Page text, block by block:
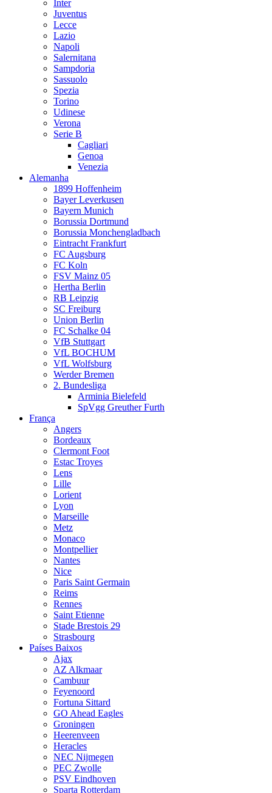
Inter
Juventus
Lecce
Lazio
Napoli
Salernitana
Sampdoria
Sassuolo
Spezia
Torino
Udinese
Verona
Serie B
Cagliari
Genoa
Venezia
Alemanha
1899 Hoffenheim
Bayer Leverkusen
Bayern Munich
Borussia Dortmund
Borussia Monchengladbach
Eintracht Frankfurt
FC Augsburg
FC Koln
FSV Mainz 05
Hertha Berlin
RB Leipzig
SC Freiburg
Union Berlin
FC Schalke 04
VfB Stuttgart
VfL BOCHUM
VfL Wolfsburg
Werder Bremen
2. Bundesliga
Arminia Bielefeld
SpVgg Greuther Furth
França
Angers
Bordeaux
Clermont Foot
Estac Troyes
Lens
Lille
Lorient
Lyon
Marseille
Metz
Monaco
Montpellier
Nantes
Nice
Paris Saint Germain
Reims
Rennes
Saint Etienne
Stade Brestois 29
Strasbourg
Países Baixos
Ajax
AZ Alkmaar
Cambuur
Feyenoord
Fortuna Sittard
GO Ahead Eagles
Groningen
Heerenveen
Heracles
NEC Nijmegen
PEC Zwolle
PSV Eindhoven
Sparta Rotterdam